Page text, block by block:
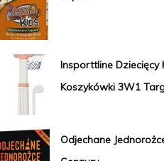
Insporttline Dziecięcy
Koszykówki 3W1
Odjechane